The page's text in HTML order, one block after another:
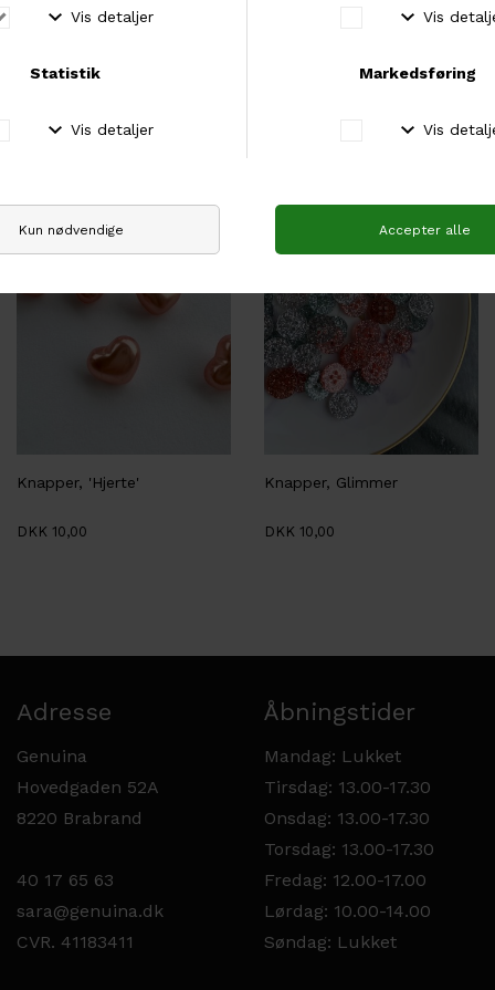
Fine Detail
Knapper, 'Hjerte'
DKK 10,00
Knapper, Glimmer
DKK 10,00
Adresse
Genuina
Hovedgaden 52A
8220 Brabrand
40 17 65 63
sara@genuina.dk
CVR. 41183411
Åbningstider
Mandag: Lukket
Tirsdag: 13.00-17.30
Onsdag: 13.00-17.30
Torsdag: 13.00-17.30
Fredag: 12.00-17.00
Lørdag: 10.00-14.00
Søndag: Lukket